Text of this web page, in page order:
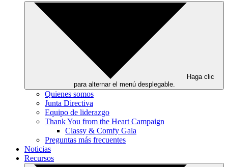
Haga clic
para alternar el menú desplegable.
Quienes somos
Junta Directiva
Equipo de liderazgo
Thank You from the Heart Campaign
Classy & Comfy Gala
Preguntas más frecuentes
Noticias
Recursos